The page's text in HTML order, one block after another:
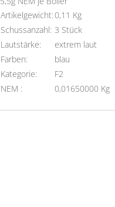
Artikelgewicht:0,11 Kg
Schussanzahl: 3 Stück
Lautstärke:
extrem laut
Farben:
blau
Kategorie:
F2
NEM :
0,01650000 Kg